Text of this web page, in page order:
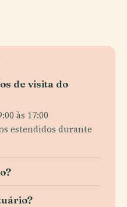
de visita do
às 17:00
estendidos durante